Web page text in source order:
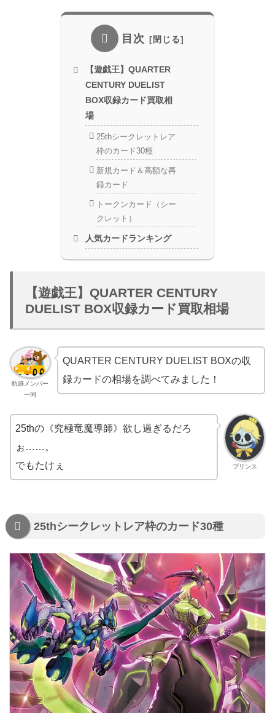
目次
【遊戯王】QUARTER
CENTURY DUELIST
BOX収録カード買取相
場
25thシークレットレア
枠のカード30種
新規カード＆高額な再
録カード
トークンカード（シー
クレット）
人気カードランキング
【遊戯王】QUARTER CENTURY
DUELIST BOX収録カード買取相場
軌跡メンバー
一同
QUARTER CENTURY DUELIST BOXの収
録カードの相場を調べてみました！
プリンス
25thの《究極竜魔導師》欲し過ぎるだろ
ぉ……。
でもたけぇ
25thシークレットレア枠のカード30種